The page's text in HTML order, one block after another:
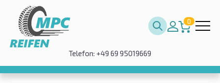
0
Telefon: +49 69 95019669